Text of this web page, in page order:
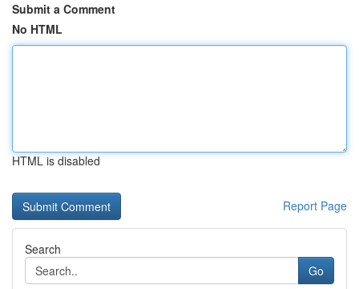
Submit a Comment
No HTML
HTML is disabled
Report Page
Search
Go